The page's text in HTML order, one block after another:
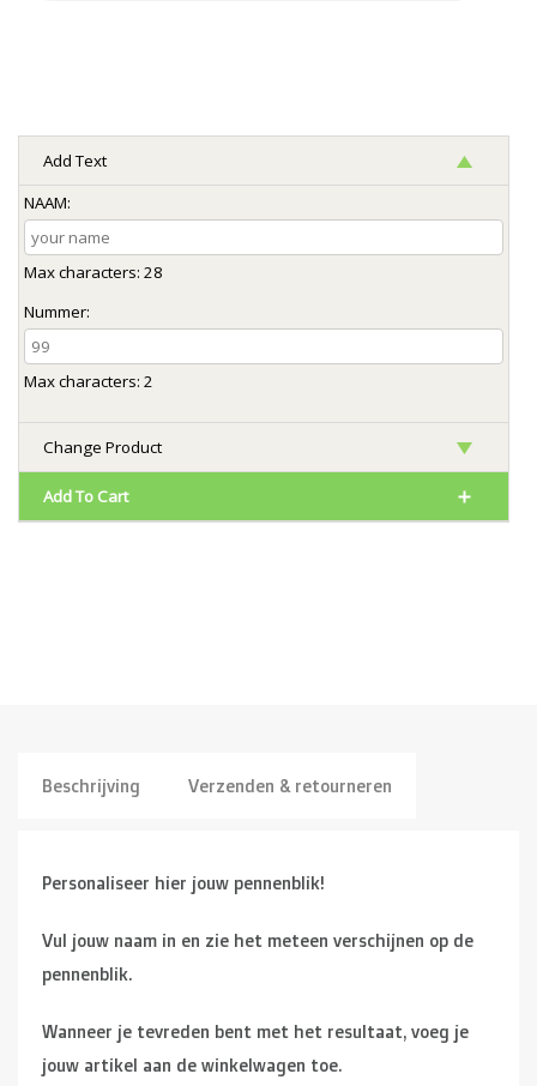
Beschrijving Verzenden & retourneren
Personaliseer hier jouw pennenblik!
Vul jouw naam in en zie het meteen verschijnen op de
pennenblik.
Wanneer je tevreden bent met het resultaat, voeg je
jouw artikel aan de winkelwagen toe.